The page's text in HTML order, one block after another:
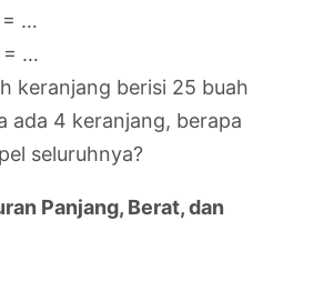
= …
= …
keranjang berisi 25 buah
ada 4 keranjang, berapa
seluruhnya?
Panjang, Berat, dan